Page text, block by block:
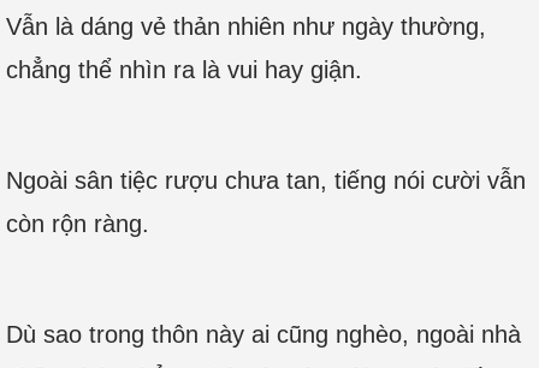
Vẫn là dáng vẻ thản nhiên như ngày thường,
chẳng thể nhìn ra là vui hay giận.
Ngoài sân tiệc rượu chưa tan, tiếng nói cười vẫn
còn rộn ràng.
Dù sao trong thôn này ai cũng nghèo, ngoài nhà